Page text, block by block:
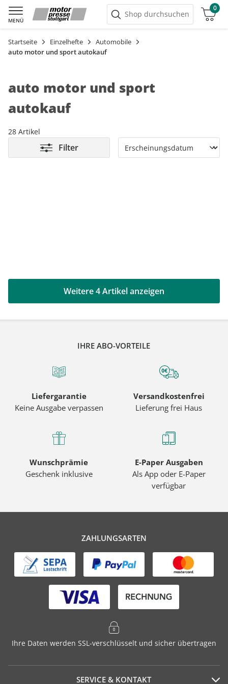
MENÜ
Shop durchsuchen
0
Warenkorb
Startseite Einzelhefte
Automobile
auto motor und sport autokauf
auto motor und sport
autokauf
28 Artikel
Filter
Weitere 4 Artikel anzeigen
IHRE ABO-VORTEILE
Liefergarantie
Keine Ausgabe verpassen
Versandkostenfrei
Lieferung frei Haus
Wunschprämie
Geschenk inklusive
E-Paper Ausgaben
Als App oder E-Paper
verfügbar
ZAHLUNGSARTEN
Ihre Daten werden SSL-verschlüsselt und sicher übertragen
SERVICE & KONTAKT